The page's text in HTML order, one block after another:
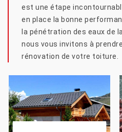
est une étape
en place la bonne
la pénétration des eaux de
nous vous invitons à
rénovation de votre toiture.